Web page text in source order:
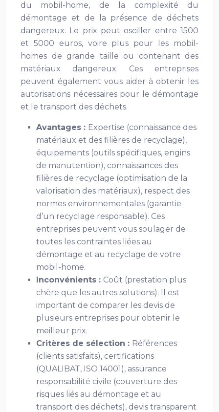
du mobil-home, de la complexité du
démontage et de la présence de déchets
dangereux. Le prix peut osciller entre 1500
et 5000 euros, voire plus pour les mobil-
homes de grande taille ou contenant des
matériaux dangereux. Ces entreprises
peuvent également vous aider à obtenir les
autorisations nécessaires pour le démontage
et le transport des déchets.
Avantages : Expertise (connaissance des
matériaux et des filières de recyclage),
équipements (outils spécifiques, engins
de manutention), connaissances des
filières de recyclage (optimisation de la
valorisation des matériaux), respect des
normes environnementales (garantie
d’un recyclage responsable). Ces
entreprises peuvent vous soulager de
toutes les contraintes liées au
démontage et au recyclage de votre
mobil-home.
Inconvénients : Coût (prestation plus
chère que les autres solutions). Il est
important de comparer les devis de
plusieurs entreprises pour obtenir le
meilleur prix.
Critères de sélection : Références
(clients satisfaits), certifications
(QUALIBAT, ISO 14001), assurance
responsabilité civile (couverture des
risques liés au démontage et au
transport des déchets), devis transparent